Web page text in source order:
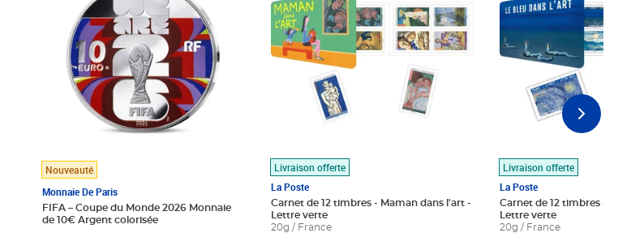
Nouveauté
Monnaie De Paris
FIFA – Coupe du Monde 2026 Monnaie
de 10€ Argent colorisée
Livraison offerte
La Poste
Carnet de 12 timbres - Maman dans l'art -
Lettre verte
20g / France
Livraison offerte
La Poste
Carnet de 12 timbres - Le
Lettre verte
20g / France